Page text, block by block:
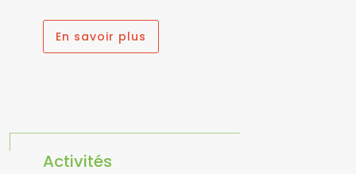
En savoir plus
Activités